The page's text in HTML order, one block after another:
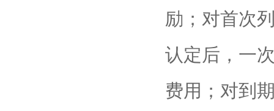
励；对首次
认定后，一
费用；对到